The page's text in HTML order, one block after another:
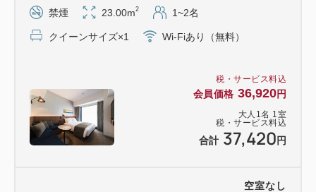
税・サービス料込
会員価格 36,920円
大人 1 名 1 室
税・サービス料込
合計 37,420 円
禁煙 23.00m2 1~2名
クイーンサイズ×1 Wi-Fiあり（無料）
空室なし